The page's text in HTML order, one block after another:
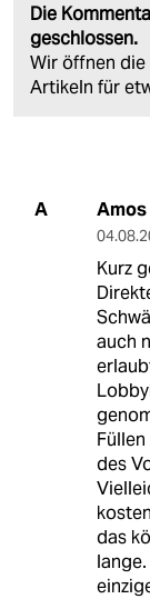
Die
geschlossen.
Wir öffnen
Artikeln für
A Amos
Kurz
auch
des
das